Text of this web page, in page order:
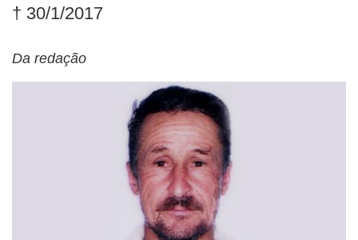
ANUNCIE
† 30/1/2017
Da redação